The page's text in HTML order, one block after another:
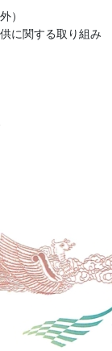
）
に関する取り組み